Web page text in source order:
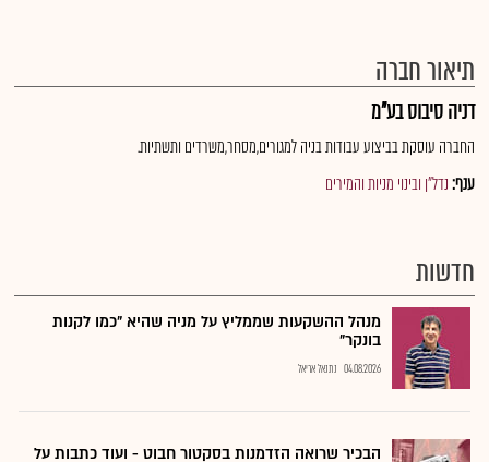
תיאור חברה
דניה סיבוס בע"מ
החברה עוסקת בביצוע עבודות בניה למגורים,מסחר,משרדים ותשתיות.
ענף:נדל"ן ובינוי מניות והמירים
חדשות
מנהל ההשקעות שממליץ על מניה שהיא "כמו לקנות
בונקר"
04.08.2026 נתנאל אריאל
הבכיר שרואה הזדמנות בסקטור חבוט - ועוד כתבות על